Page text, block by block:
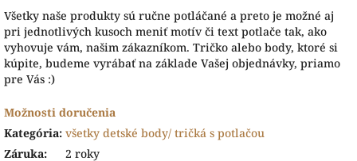
Všetky naše produkty sú ručne potláčané a preto je možné aj
pri jednotlivých kusoch meniť motív či text potlače tak, ako
vyhovuje vám, našim zákazníkom. Tričko alebo body, ktoré si
kúpite, budeme vyrábať na základe Vašej objednávky, priamo
pre Vás :)
Možnosti doručenia
Kategória: všetky detské body/ tričká s potlačou
Záruka: 2 roky